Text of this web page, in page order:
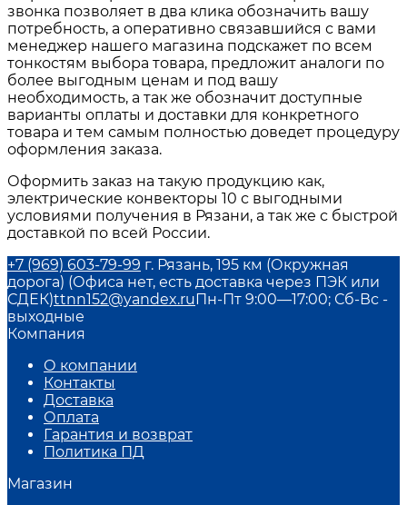
звонка позволяет в два клика обозначить вашу
потребность, а оперативно связавшийся с вами
менеджер нашего магазина подскажет по всем
тонкостям выбора товара, предложит аналоги по
более выгодным ценам и под вашу
необходимость, а так же обозначит доступные
варианты оплаты и доставки для конкретного
товара и тем самым полностью доведет процедуру
оформления заказа.
Оформить заказ на такую продукцию как,
электрические конвекторы 10 с выгодными
условиями получения в Рязани, а так же с быстрой
доставкой по всей России.
+7 (969) 603-79-99 г. Рязань, 195 км (Окружная
дорога) (Офиса нет, есть доставка через ПЭК или
СДЕК)ttnn152@yandex.ruПн-Пт 9:00—17:00; Сб-Вс -
выходные
Компания
О компании
Контакты
Доставка
Оплата
Гарантия и возврат
Политика ПД
Магазин